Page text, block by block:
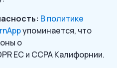
В политике
упоминается, что
о
ЕС и CCPA Калифорнии.